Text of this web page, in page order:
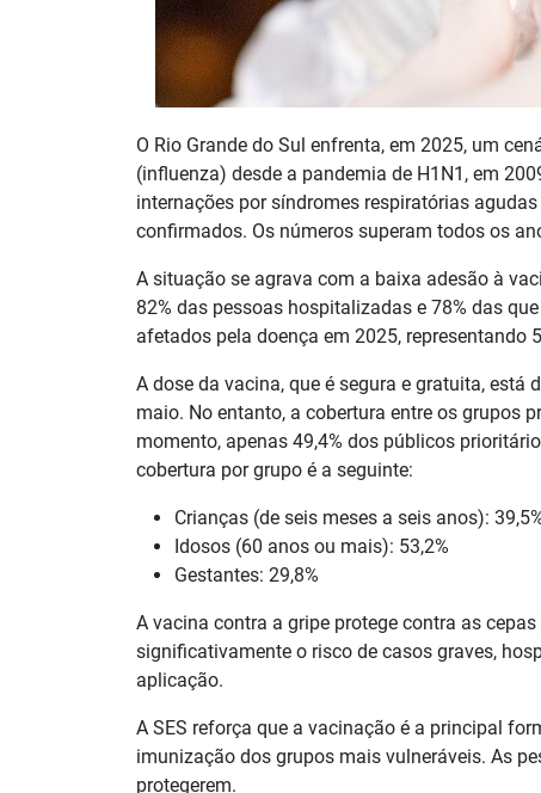
O Rio Grande do Sul enfrenta, em 2025, um
(influenza) desde a pandemia de H1N1, em
internações por síndromes respiratórias
confirmados. Os números superam todos os
A situação se agrava com a baixa adesão à
82% das pessoas hospitalizadas e 78% das
afetados pela doença em 2025, representando
A dose da vacina, que é segura e gratuita,
maio. No entanto, a cobertura entre os grupos
momento, apenas 49,4% dos públicos
cobertura por grupo é a seguinte:
Crianças (de seis meses a seis anos):
Idosos (60 anos ou mais): 53,2%
Gestantes: 29,8%
A vacina contra a gripe protege contra as
significativamente o risco de casos graves,
aplicação.
A SES reforça que a vacinação é a principal
imunização dos grupos mais vulneráveis. As
protegerem.